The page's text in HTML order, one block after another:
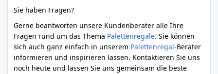
Sie haben Fragen?
Gerne beantworten unsere Kundenberater alle Ihre
Fragen rund um das Thema Palettenregale. Sie können
sich auch ganz einfach in unserem Palettenregal-Berater
informieren und inspirieren lassen. Kontaktieren Sie uns
noch heute und lassen Sie uns gemeinsam die beste